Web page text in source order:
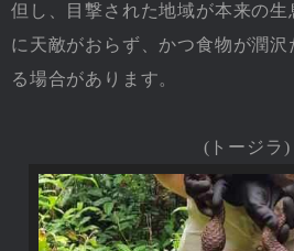
但し、目撃された地域が本来の生
に天敵がおらず、かつ食物が潤
る場合があります。
(トージラ)